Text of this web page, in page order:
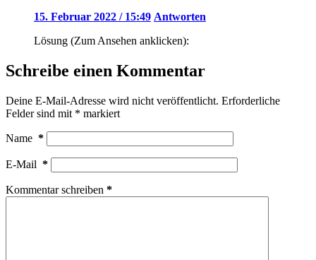
15. Februar 2022 / 15:49 Antworten
Lösung (Zum Ansehen anklicken):
Schreibe einen Kommentar
Deine E-Mail-Adresse wird nicht veröffentlicht. Erforderliche
Felder sind mit * markiert
Name *
E-Mail *
Kommentar schreiben *